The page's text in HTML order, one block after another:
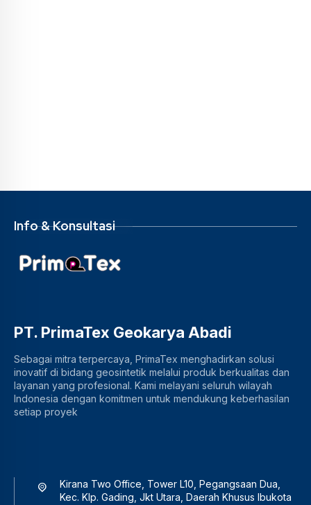
Info & Konsultasi
PT. PrimaTex Geokarya Abadi
Sebagai mitra terpercaya, PrimaTex menghadirkan solusi
inovatif di bidang geosintetik melalui produk berkualitas dan
layanan yang profesional. Kami melayani seluruh wilayah
Indonesia dengan komitmen untuk mendukung keberhasilan
setiap proyek
Kirana Two Office, Tower L10, Pegangsaan Dua,
Kec. Klp. Gading, Jkt Utara, Daerah Khusus Ibukota